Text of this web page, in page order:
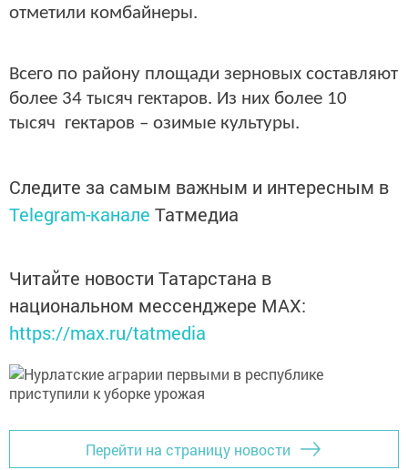
отметили комбайнеры.
Всего по району площади зерновых составляют
более 34 тысяч гектаров. Из них более 10
тысяч гектаров – озимые культуры.
Следите за самым важным и интересным в
Telegram-канале Татмедиа
Читайте новости Татарстана в
национальном мессенджере MАХ:
https://max.ru/tatmedia
Перейти на страницу новости